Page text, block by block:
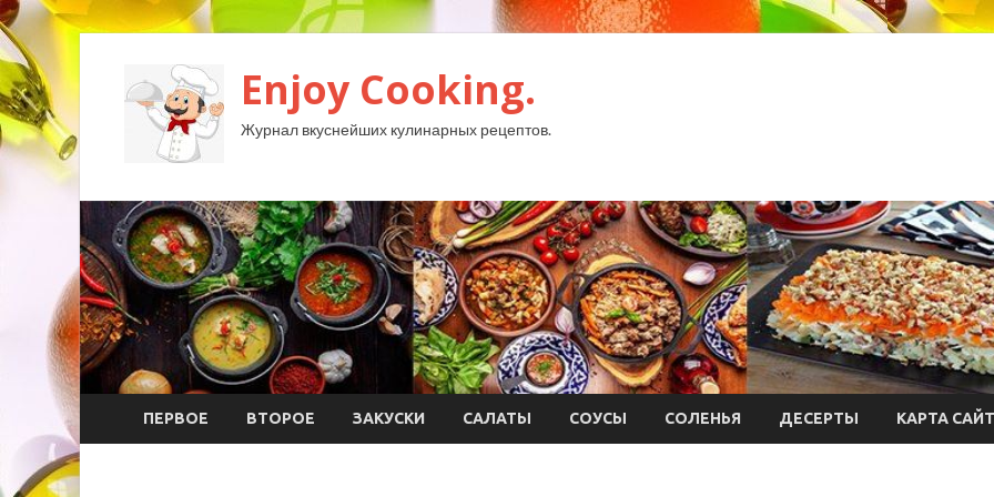
Enjoy Cooking.
Журнал вкуснейших кулинарных рецептов.
ПЕРВОЕ ВТОРОЕ ЗАКУСКИ САЛАТЫ СОУСЫ СОЛЕНЬЯ ДЕСЕРТЫ КАРТА